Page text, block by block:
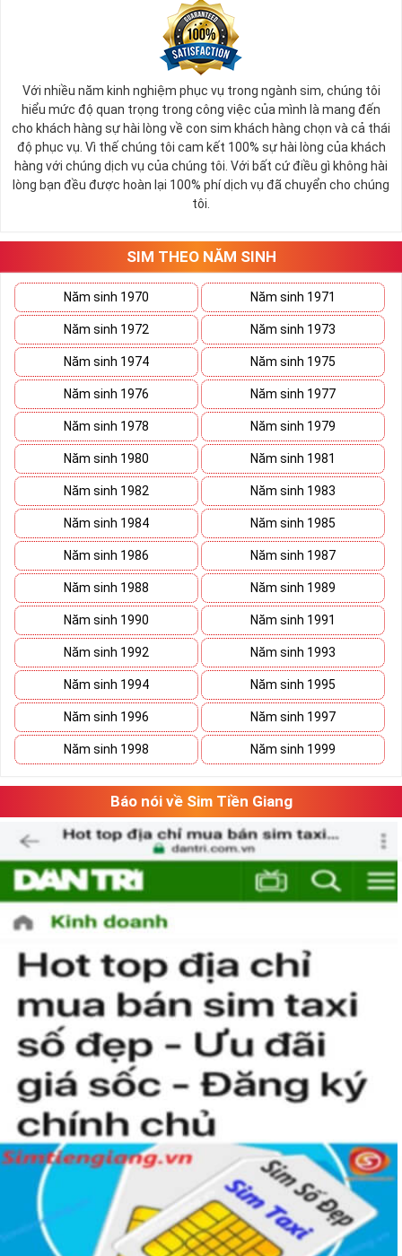
Với nhiều năm kinh nghiệm phục vụ trong ngành sim, chúng tôi
hiểu mức độ quan trọng trong công việc của mình là mang đến
cho khách hàng sự hài lòng về con sim khách hàng chọn và cả thái
độ phục vụ. Vì thế chúng tôi cam kết 100% sự hài lòng của khách
hàng với chúng dịch vụ của chúng tôi. Với bất cứ điều gì không hài
lòng bạn đều được hoàn lại 100% phí dịch vụ đã chuyển cho chúng
tôi.
SIM THEO NĂM SINH
Năm sinh 1970 Năm sinh 1971
Năm sinh 1972 Năm sinh 1973
Năm sinh 1974 Năm sinh 1975
Năm sinh 1976 Năm sinh 1977
Năm sinh 1978 Năm sinh 1979
Năm sinh 1980 Năm sinh 1981
Năm sinh 1982 Năm sinh 1983
Năm sinh 1984 Năm sinh 1985
Năm sinh 1986 Năm sinh 1987
Năm sinh 1988 Năm sinh 1989
Năm sinh 1990 Năm sinh 1991
Năm sinh 1992 Năm sinh 1993
Năm sinh 1994 Năm sinh 1995
Năm sinh 1996 Năm sinh 1997
Năm sinh 1998 Năm sinh 1999
Báo nói về Sim Tiền Giang